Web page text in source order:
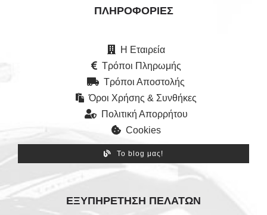
ΠΛΗΡΟΦΟΡΊΕΣ
Η Εταιρεία
Τρόποι Πληρωμής
Τρόποι Αποστολής
Όροι Χρήσης & Συνθήκες
Πολιτική Απορρήτου
Cookies
Το blog μας!
ΕΞΥΠΗΡΈΤΗΣΗ ΠΕΛΑΤΏΝ